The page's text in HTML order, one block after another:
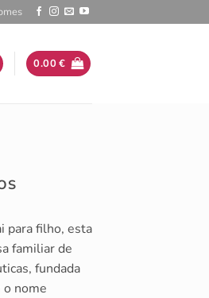
0.00€
para filho, esta
familiar de
fundada
nome